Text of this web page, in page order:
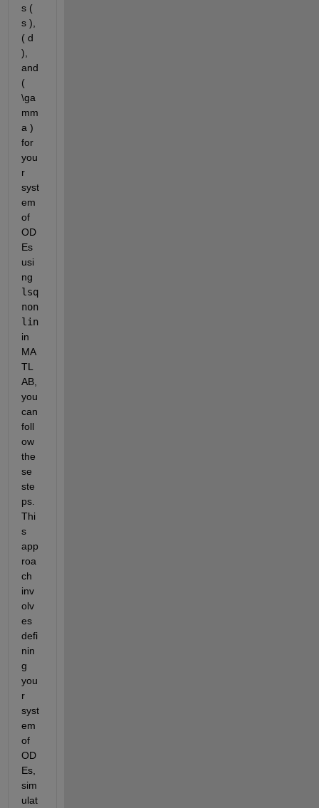
s (
s ),
( d
),
and
(
\ga
mm
a )
for
you
r
syst
em
of
OD
Es
usi
lsq
non
lin
in
MA
TL
AB,
you
can
foll
ow
the
se
ste
ps.
Thi
s
app
roa
ch
inv
olv
es
defi
nin
g
you
r
syst
em
of
OD
Es,
sim
ulat